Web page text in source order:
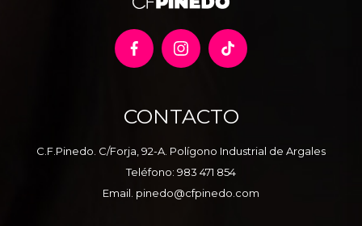
CONTACTO
C.F.Pinedo. C/Forja, 92-A. Polígono Industrial de Argales
Teléfono: 983 471 854
Email. pinedo@cfpinedo.com